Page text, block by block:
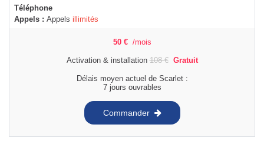
Téléphone
Appels : Appels illimités
50 € /mois
Activation & installation108€ Gratuit
Délais moyen actuel de Scarlet :
7 jours ouvrables
Commander